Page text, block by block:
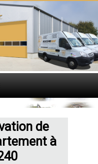
de
à